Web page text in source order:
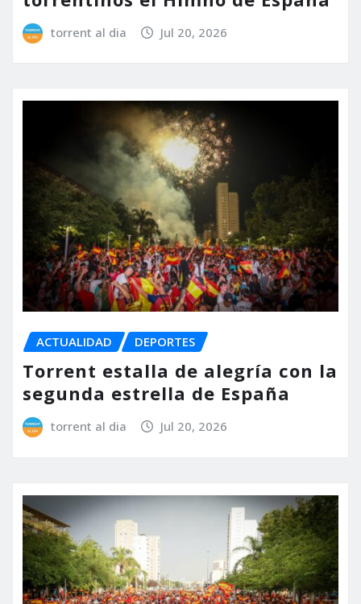
torrent al dia Jul 20, 2026
ACTUALIDAD DEPORTES
Torrent estalla de alegría con la
segunda estrella de España
torrent al dia Jul 20, 2026